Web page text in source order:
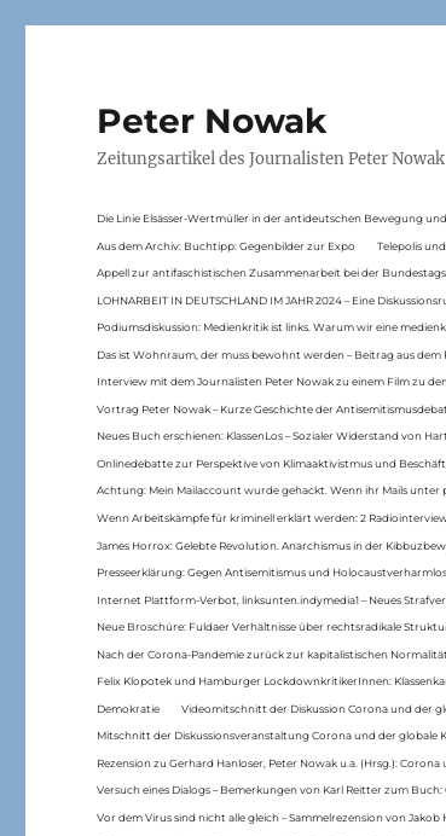
Peter Nowak
Zeitungsartikel des Journalisten Peter Nowak
Die Linie Elsässer-Wertmüller in der antideutschen Bewegung
Aus dem Archiv: Buchtipp: Gegenbilder zur Expo Telepolis
Appell zur antifaschistischen Zusammenarbeit bei der
LOHNARBEIT IN DEUTSCHLAND IM JAHR 2024 – Eine
Podiumsdiskussion: Medienkritik ist links. Warum wir eine
Das ist Wohnraum, der muss bewohnt werden – Beitrag aus
Interview mit dem Journalisten Peter Nowak zu einem Film zu
Vortrag Peter Nowak – Kurze Geschichte der
Neues Buch erschienen: KlassenLos – Sozialer Widerstand von
Onlinedebatte zur Perspektive von Klimaaktivistmus und
Achtung: Mein Mailaccount wurde gehackt. Wenn ihr Mails
Wenn Arbeitskämpfe für kriminell erklärt werden: 2
James Horrox: Gelebte Revolution. Anarchismus in der
Presseerklärung: Gegen Antisemitismus und
Internet Plattform-Verbot, linksunten.indymedia1 – Neues
Neue Broschüre: Fuldaer Verhältnisse über rechtsradikale
Nach der Corona-Pandemie zurück zur kapitalistischen
Felix Klopotek und Hamburger LockdownkritikerInnen:
Demokratie Videomitschnitt der Diskussion Corona und der
Mitschnitt der Diskussionsveranstaltung Corona und der globale
Rezension zu Gerhard Hanloser, Peter Nowak u.a. (Hrsg.):
Versuch eines Dialogs – Bemerkungen von Karl Reitter zum
Vor dem Virus sind nicht alle gleich – Sammelrezension von